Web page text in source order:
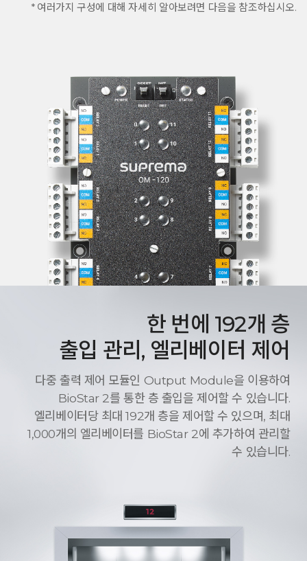
* 여러가지 구성에 대해 자세히 알아보려면 다음을 참조하십시오.
한 번에 192개 층
출입 관리, 엘리베이터 제어
다중 출력 제어 모듈인 Output Module을 이용하여
BioStar 2를 통한 층 출입을 제어할 수 있습니다.
엘리베이터당 최대 192개 층을 제어할 수 있으며, 최대
1,000개의 엘리베이터를 BioStar 2에 추가하여 관리할
수 있습니다.